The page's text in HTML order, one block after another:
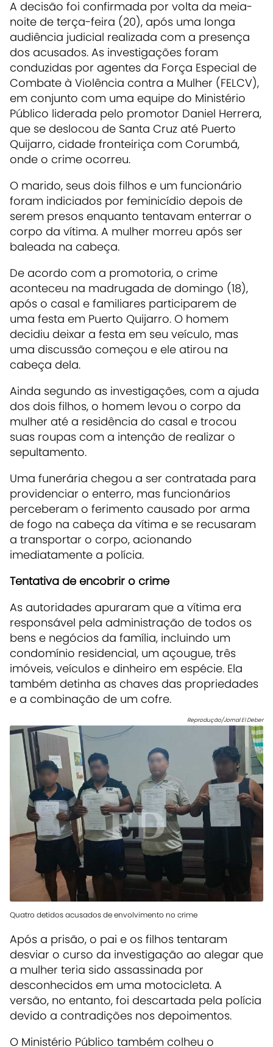
A decisão foi confirmada por volta da meia-
noite de terça-feira (20), após uma longa
audiência judicial realizada com a presença
dos acusados. As investigações foram
conduzidas por agentes da Força Especial de
Combate à Violência contra a Mulher (FELCV),
em conjunto com uma equipe do Ministério
Público liderada pelo promotor Daniel Herrera,
que se deslocou de Santa Cruz até Puerto
Quijarro, cidade fronteiriça com Corumbá,
onde o crime ocorreu.
O marido, seus dois filhos e um funcionário
foram indiciados por feminicídio depois de
serem presos enquanto tentavam enterrar o
corpo da vítima. A mulher morreu após ser
baleada na cabeça.
De acordo com a promotoria, o crime
aconteceu na madrugada de domingo (18),
após o casal e familiares participarem de
uma festa em Puerto Quijarro. O homem
decidiu deixar a festa em seu veículo, mas
uma discussão começou e ele atirou na
cabeça dela.
Ainda segundo as investigações, com a ajuda
dos dois filhos, o homem levou o corpo da
mulher até a residência do casal e trocou
suas roupas com a intenção de realizar o
sepultamento.
Uma funerária chegou a ser contratada para
providenciar o enterro, mas funcionários
perceberam o ferimento causado por arma
de fogo na cabeça da vítima e se recusaram
a transportar o corpo, acionando
imediatamente a polícia.
Tentativa de encobrir o crime
As autoridades apuraram que a vítima era
responsável pela administração de todos os
bens e negócios da família, incluindo um
condomínio residencial, um açougue, três
imóveis, veículos e dinheiro em espécie. Ela
também detinha as chaves das propriedades
e a combinação de um cofre.
Reprodução/Jornal El Deber
Quatro detidos acusados de envolvimento no crime
Após a prisão, o pai e os filhos tentaram
desviar o curso da investigação ao alegar que
a mulher teria sido assassinada por
desconhecidos em uma motocicleta. A
versão, no entanto, foi descartada pela polícia
devido a contradições nos depoimentos.
O Ministério Público também colheu o